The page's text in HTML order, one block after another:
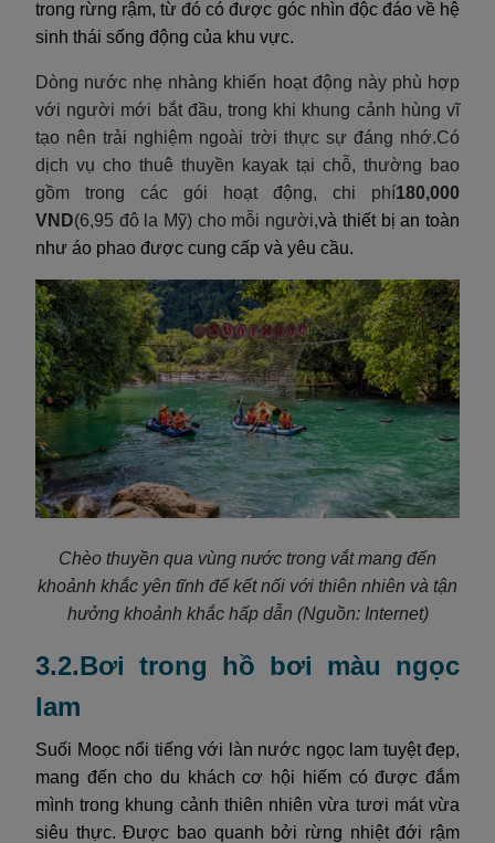
trong rừng rậm, từ đó có được góc nhìn độc đáo về hệ
sinh thái sống động của khu vực.
Dòng nước nhẹ nhàng khiến hoạt động này phù hợp
với người mới bắt đầu, trong khi khung cảnh hùng vĩ
tạo nên trải nghiệm ngoài trời thực sự đáng nhớ.Có
dịch vụ cho thuê thuyền kayak tại chỗ, thường bao
gồm trong các gói hoạt động, chi phí180,000
VND(6,95 đô la Mỹ) cho mỗi người,và thiết bị an toàn
như áo phao được cung cấp và yêu cầu.
Chèo thuyền qua vùng nước trong vắt mang đến
khoảnh khắc yên tĩnh để kết nối với thiên nhiên và tận
hưởng khoảnh khắc hấp dẫn (Nguồn: Internet)
3.2.Bơi trong hồ bơi màu ngọc
lam
Suối Moọc nổi tiếng với làn nước ngọc lam tuyệt đẹp,
mang đến cho du khách cơ hội hiếm có được đắm
mình trong khung cảnh thiên nhiên vừa tươi mát vừa
siêu thực. Được bao quanh bởi rừng nhiệt đới rậm